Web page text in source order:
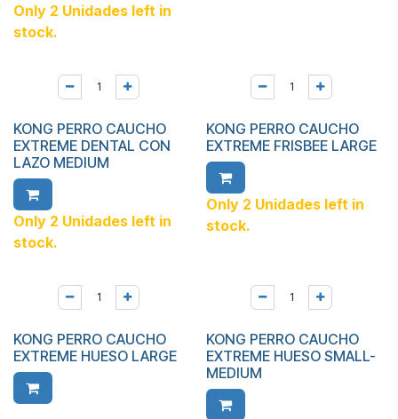
Only 2 Unidades left in
stock.
KONG PERRO CAUCHO
EXTREME DENTAL CON
LAZO MEDIUM
Only 2 Unidades left in
stock.
KONG PERRO CAUCHO
EXTREME FRISBEE LARGE
Only 2 Unidades left in
stock.
KONG PERRO CAUCHO
EXTREME HUESO LARGE
KONG PERRO CAUCHO
EXTREME HUESO SMALL-
MEDIUM